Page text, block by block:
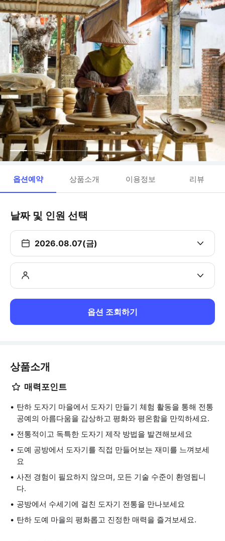
옵션예약 상품소개 이용정보 리뷰
날짜 및 인원 선택
2026.08.07(금)
옵션 조회하기
상품소개
매력포인트
탄하 도자기 마을에서 도자기 만들기 체험 활동을 통해 전통
공예의 아름다움을 감상하고 평화와 평온함을 만끽하세요.
전통적이고 독특한 도자기 제작 방법을 발견해보세요
도예 공방에서 도자기를 직접 만들어보는 재미를 느껴보세
요
사전 경험이 필요하지 않으며, 모든 기술 수준이 환영됩니
다.
공방에서 수세기에 걸친 도자기 전통을 만나보세요
탄하 도예 마을의 평화롭고 진정한 매력을 즐겨보세요.